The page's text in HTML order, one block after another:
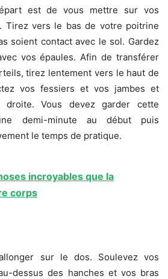
est de vous mettre sur vos
Tirez vers le bas de votre poitrine
soient contact avec le sol. Gardez
vos épaules. Afin de transférer
tirez lentement vers le haut de
vos fessiers et vos jambes et
droite. Vous devez garder cette
demi-minute au début puis
le temps de pratique.
incroyables que la
corps
sur le dos. Soulevez vos
dessus des hanches et vos bras